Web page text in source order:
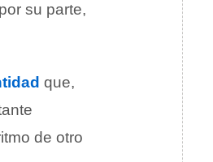
su parte,
que,
de otro